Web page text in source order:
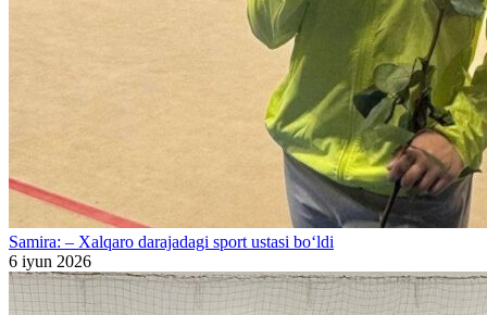
Samira: – Xalqaro darajadagi sport ustasi bo‘ldi
6 iyun 2026